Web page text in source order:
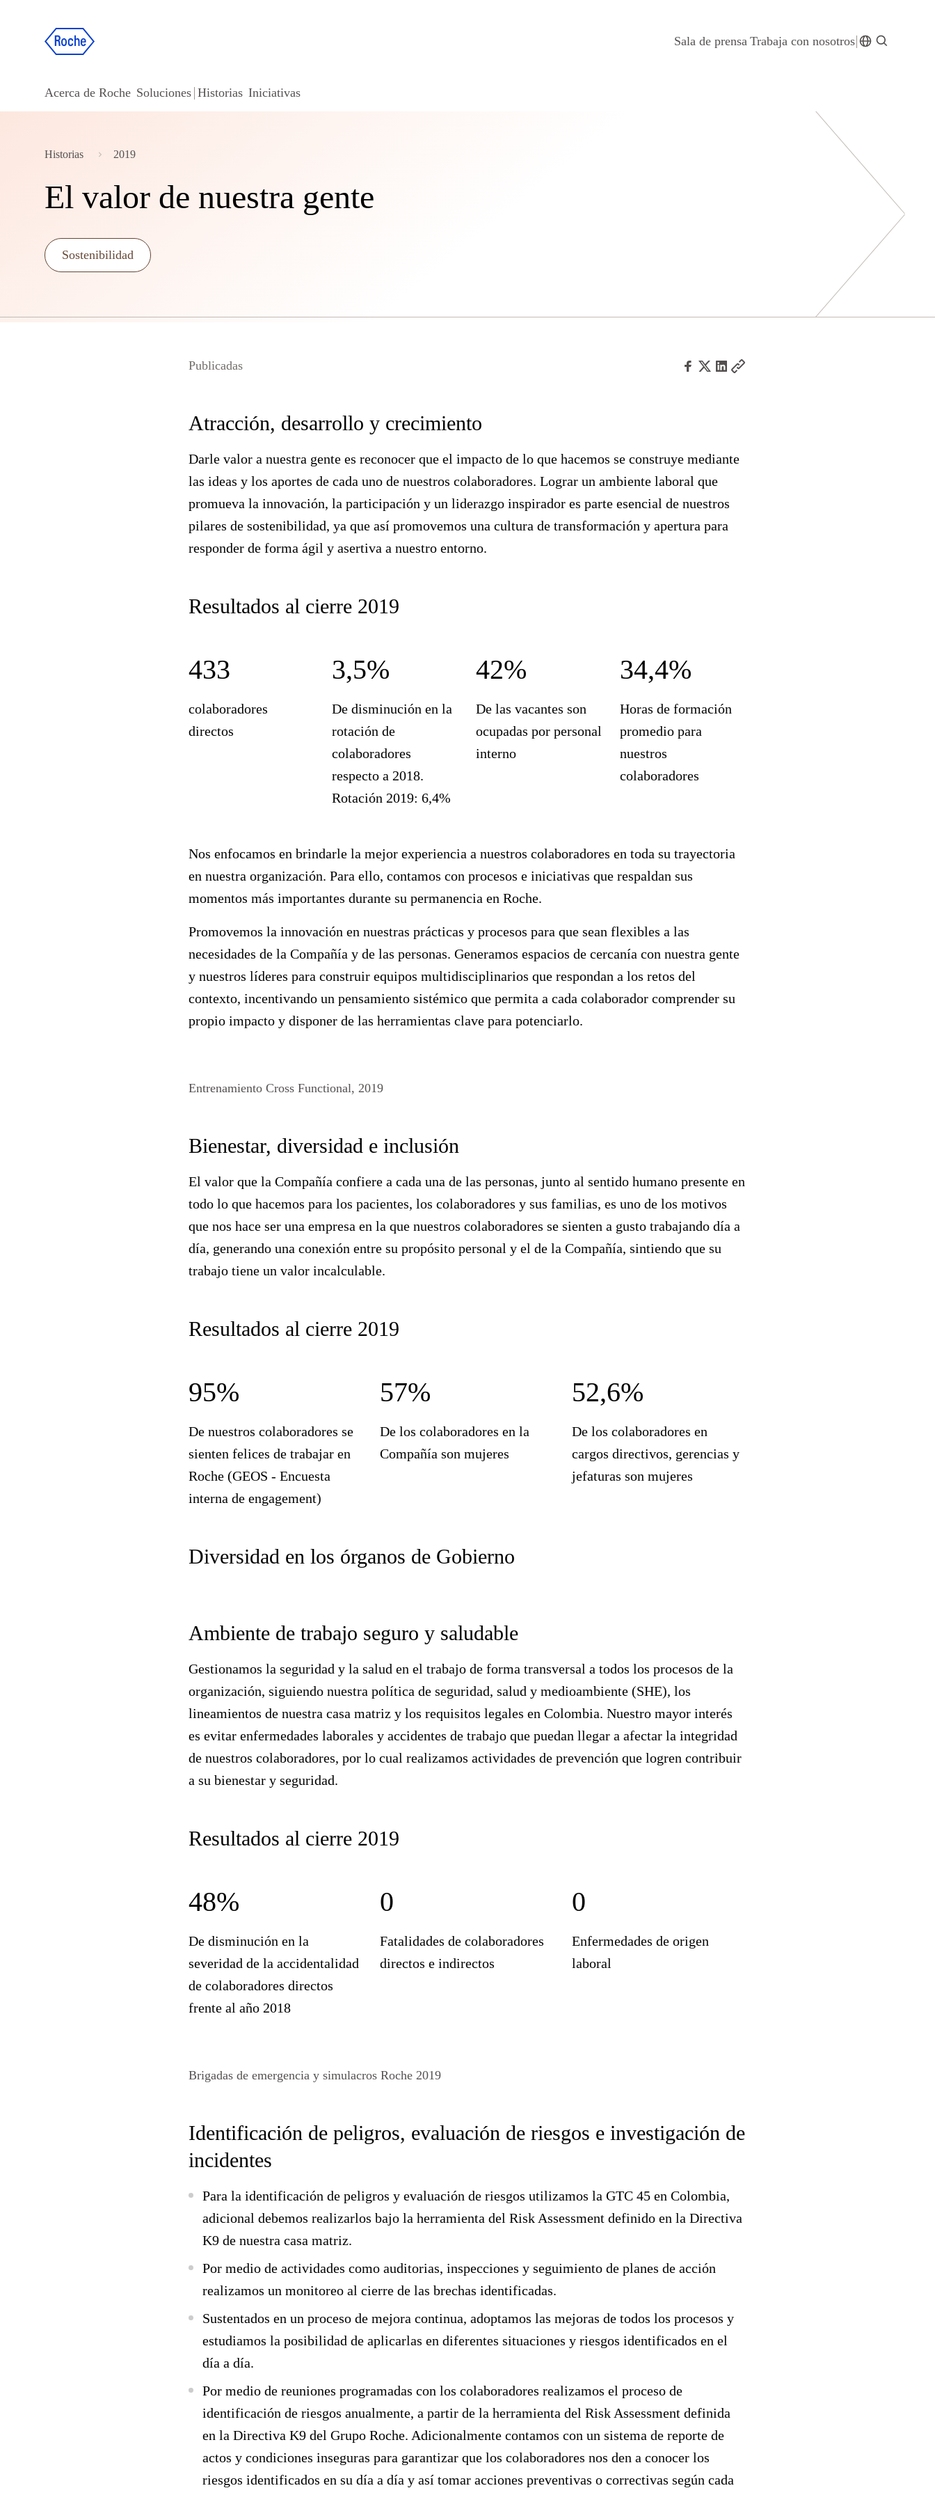
Sala de prensa Trabaja con nosotros
Acerca de Roche Soluciones Historias Iniciativas
Historias 2019
El valor de nuestra gente
Sostenibilidad
Publicadas
Atracción, desarrollo y crecimiento
Darle valor a nuestra gente es reconocer que el impacto de lo que hacemos se construye mediante
las ideas y los aportes de cada uno de nuestros colaboradores. Lograr un ambiente laboral que
promueva la innovación, la participación y un liderazgo inspirador es parte esencial de nuestros
pilares de sostenibilidad, ya que así promovemos una cultura de transformación y apertura para
responder de forma ágil y asertiva a nuestro entorno.
Resultados al cierre 2019
433
colaboradores
directos
3,5%
De disminución en la
rotación de
colaboradores
respecto a 2018.
Rotación 2019: 6,4%
42%
De las vacantes son
ocupadas por personal
interno
34,4%
Horas de formación
promedio para
nuestros
colaboradores
Nos enfocamos en brindarle la mejor experiencia a nuestros colaboradores en toda su trayectoria
en nuestra organización. Para ello, contamos con procesos e iniciativas que respaldan sus
momentos más importantes durante su permanencia en Roche.
Promovemos la innovación en nuestras prácticas y procesos para que sean flexibles a las
necesidades de la Compañía y de las personas. Generamos espacios de cercanía con nuestra gente
y nuestros líderes para construir equipos multidisciplinarios que respondan a los retos del
contexto, incentivando un pensamiento sistémico que permita a cada colaborador comprender su
propio impacto y disponer de las herramientas clave para potenciarlo.
Entrenamiento Cross Functional, 2019
Bienestar, diversidad e inclusión
El valor que la Compañía confiere a cada una de las personas, junto al sentido humano presente en
todo lo que hacemos para los pacientes, los colaboradores y sus familias, es uno de los motivos
que nos hace ser una empresa en la que nuestros colaboradores se sienten a gusto trabajando día a
día, generando una conexión entre su propósito personal y el de la Compañía, sintiendo que su
trabajo tiene un valor incalculable.
Resultados al cierre 2019
95%
De nuestros colaboradores se
sienten felices de trabajar en
Roche (GEOS - Encuesta
interna de engagement)
57%
De los colaboradores en la
Compañía son mujeres
52,6%
De los colaboradores en
cargos directivos, gerencias y
jefaturas son mujeres
Diversidad en los órganos de Gobierno
Ambiente de trabajo seguro y saludable
Gestionamos la seguridad y la salud en el trabajo de forma transversal a todos los procesos de la
organización, siguiendo nuestra política de seguridad, salud y medioambiente (SHE), los
lineamientos de nuestra casa matriz y los requisitos legales en Colombia. Nuestro mayor interés
es evitar enfermedades laborales y accidentes de trabajo que puedan llegar a afectar la integridad
de nuestros colaboradores, por lo cual realizamos actividades de prevención que logren contribuir
a su bienestar y seguridad.
Resultados al cierre 2019
48%
De disminución en la
severidad de la accidentalidad
de colaboradores directos
frente al año 2018
0
Fatalidades de colaboradores
directos e indirectos
0
Enfermedades de origen
laboral
Brigadas de emergencia y simulacros Roche 2019
Identificación de peligros, evaluación de riesgos e investigación de
incidentes
Para la identificación de peligros y evaluación de riesgos utilizamos la GTC 45 en Colombia,
adicional debemos realizarlos bajo la herramienta del Risk Assessment definido en la Directiva
K9 de nuestra casa matriz.
Por medio de actividades como auditorias, inspecciones y seguimiento de planes de acción
realizamos un monitoreo al cierre de las brechas identificadas.
Sustentados en un proceso de mejora continua, adoptamos las mejoras de todos los procesos y
estudiamos la posibilidad de aplicarlas en diferentes situaciones y riesgos identificados en el
día a día.
Por medio de reuniones programadas con los colaboradores realizamos el proceso de
identificación de riesgos anualmente, a partir de la herramienta del Risk Assessment definida
en la Directiva K9 del Grupo Roche. Adicionalmente contamos con un sistema de reporte de
actos y condiciones inseguras para garantizar que los colaboradores nos den a conocer los
riesgos identificados en su día a día y así tomar acciones preventivas o correctivas según cada